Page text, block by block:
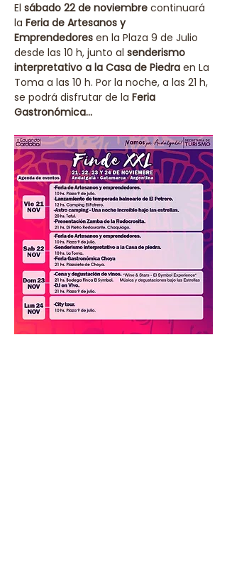
El sábado 22 de noviembre continuará
la Feria de Artesanos y
Emprendedores en la Plaza 9 de Julio
desde las 10 h, junto al senderismo
interpretativo a la Casa de Piedra en La
Toma a las 10 h. Por la noche, a las 21 h,
se podrá disfrutar de la Feria
Gastronómica…